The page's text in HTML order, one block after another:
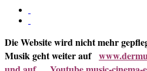
DieWebsitewird nicht mehr
Musik geht weiter auf